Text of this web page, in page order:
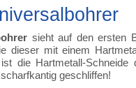
sieht auf den ersten
dieser mit einem
die Hartmetall-
geschliffen!